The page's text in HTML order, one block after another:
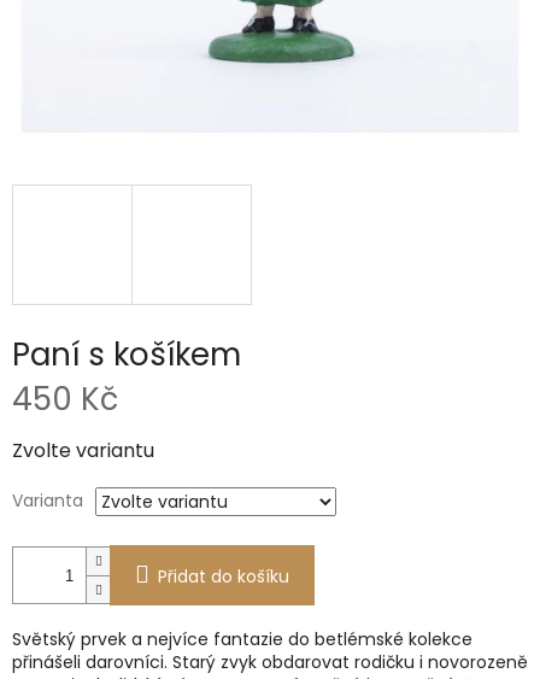
Paní s košíkem
450 Kč
Měrná
cena:
Zvolte variantu
Varianta
Přidat do košíku
Světský prvek a nejvíce fantazie do betlémské kolekce
přinášeli darovníci. Starý zvyk obdarovat rodičku i novorozeně